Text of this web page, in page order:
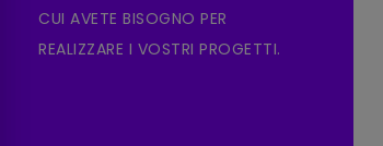
CUI AVETE BISOGNO PER
REALIZZARE I VOSTRI PROGETTI.